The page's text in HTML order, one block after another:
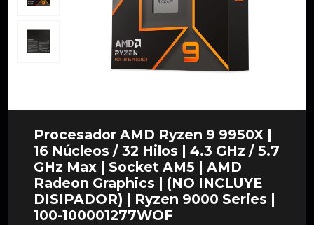
Procesador AMD Ryzen 9 9950X |
16 Núcleos / 32 Hilos | 4.3 GHz / 5.7
GHz Max | Socket AM5 | AMD
Radeon Graphics | (NO INCLUYE
DISIPADOR) | Ryzen 9000 Series |
100-100001277WOF